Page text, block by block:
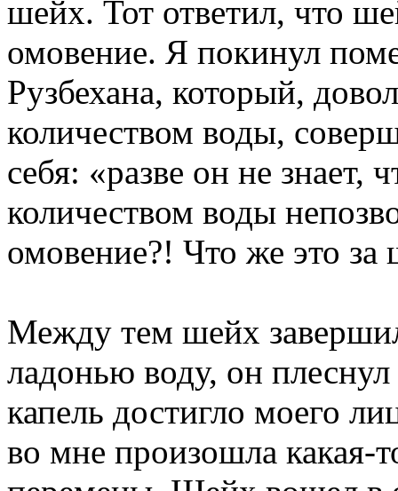
шейх. Тот ответил, что
омовение. Я покинул
Рузбехана, который,
количеством воды,
себя: «разве он не знает,
количеством воды
омовение?! Что же это за
Между тем шейх
ладонью воду, он
капель достигло моего
во мне произошла какая-